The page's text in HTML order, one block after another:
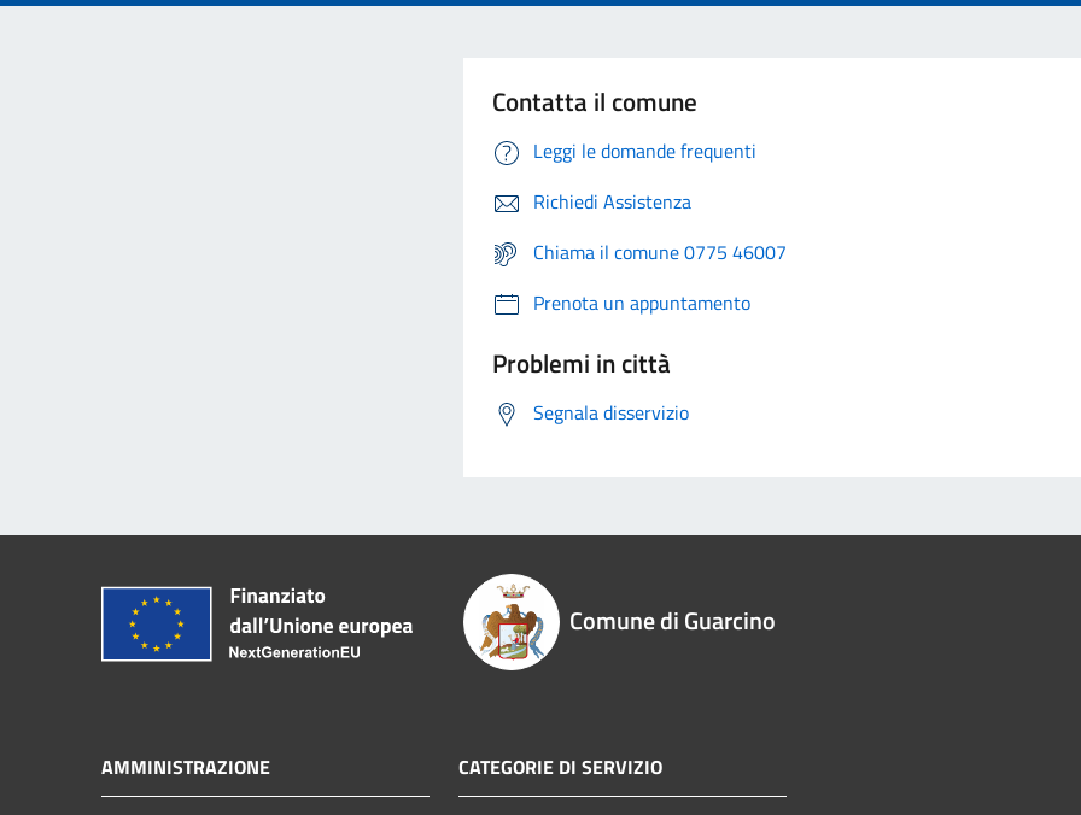
Contatta il comune
Leggi le domande frequenti
Richiedi Assistenza
Chiama il comune 0775 46007
Prenota un appuntamento
Problemi in città
Segnala disservizio
Comune di Guarcino
AMMINISTRAZIONE CATEGORIE DI SERVIZIO